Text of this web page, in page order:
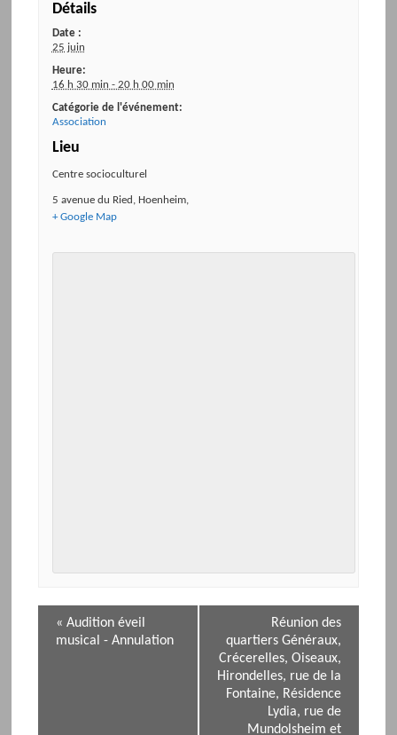
Détails
Date :
25 juin
Heure:
16 h 30 min - 20 h 00 min
Catégorie de l'événement:
Association
Lieu
Centre socioculturel
5 avenue du Ried , Hoenheim,
+ Google Map
« Audition éveil
musical - Annulation
Réunion des
quartiers Généraux,
Crécerelles, Oiseaux,
Hirondelles, rue de la
Fontaine, Résidence
Lydia, rue de
Mundolsheim et